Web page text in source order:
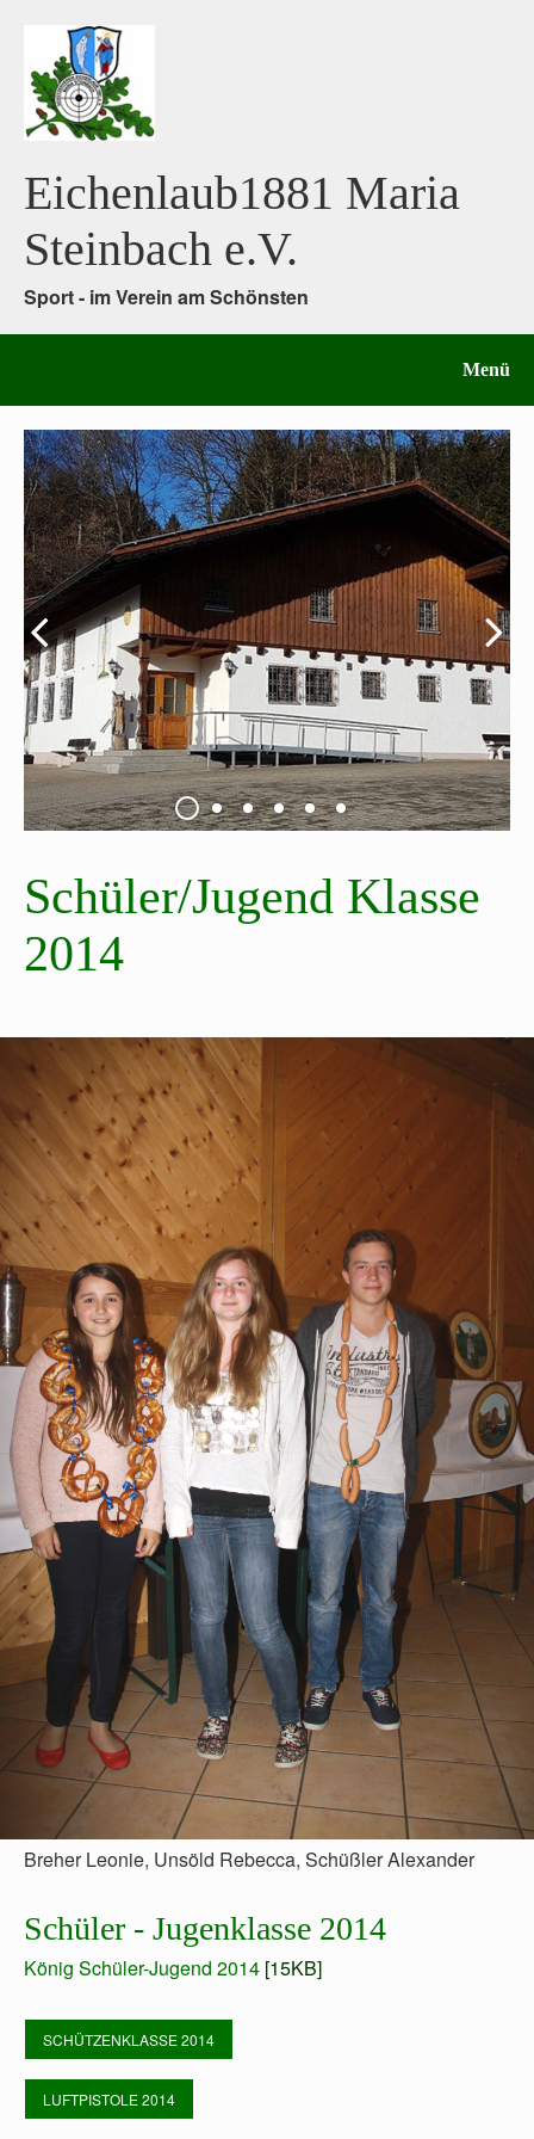
Eichenlaub1881 Maria
Steinbach e.V.
Sport - im Verein am Schönsten
Menü
Schüler/Jugend Klasse
2014
Breher Leonie, Unsöld Rebecca, Schüßler Alexander
Schüler - Jugenklasse 2014
König Schüler-Jugend 2014 [15KB]
SCHÜTZENKLASSE 2014
LUFTPISTOLE 2014